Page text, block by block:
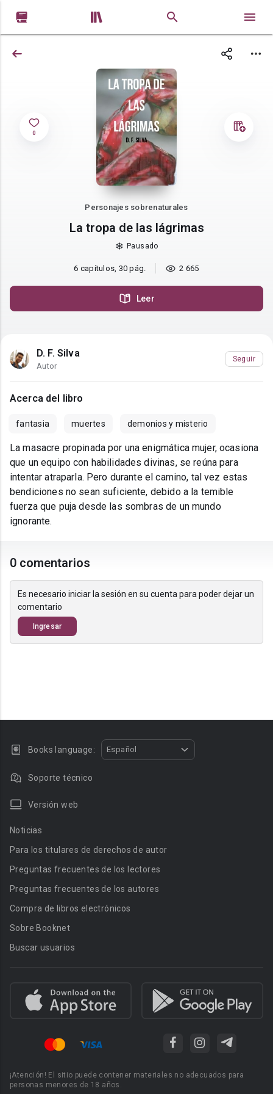
 
0
Personajes sobrenaturales
La tropa de las lágrimas
Pausado
6 capítulos, 30 pág. 2 665
Leer
D. F. Silva
Autor
Seguir
Acerca del libro
fantasia muertes demonios y misterio
La masacre propinada por una enigmática mujer, ocasiona
que un equipo con habilidades divinas, se reúna para
intentar atraparla. Pero durante el camino, tal vez estas
bendiciones no sean suficiente, debido a la temible
fuerza que puja desde las sombras de un mundo
ignorante.
0 comentarios
Es necesario iniciar la sesión en su cuenta para poder dejar un
comentario
Ingresar
Books language: Español
Soporte técnico
Versión web
Noticias
Para los titulares de derechos de autor
Preguntas frecuentes de los lectores
Preguntas frecuentes de los autores
Compra de libros electrónicos
Sobre Booknet
Buscar usuarios
¡Atención! El sitio puede contener materiales no adecuados para
personas menores de 18 años.